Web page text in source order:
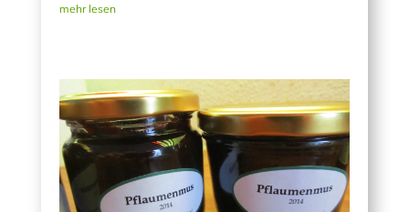
mehr lesen